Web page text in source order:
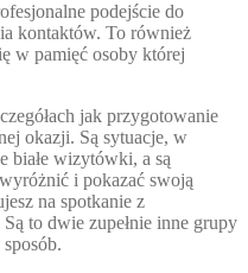
podejście do
kontaktów. To również
w pamięć osoby której
jak przygotowanie
okazji. Są sytuacje, w
białe wizytówki, a są
i pokazać swoją
na spotkanie z
to dwie zupełnie inne grupy